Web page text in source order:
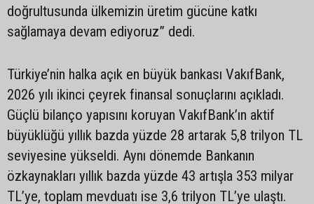
doğrultusunda ülkemizin üretim gücüne katkı
sağlamaya devam ediyoruz” dedi.
Türkiye’nin halka açık en büyük bankası VakıfBank,
2026 yılı ikinci çeyrek finansal sonuçlarını açıkladı.
Güçlü bilanço yapısını koruyan VakıfBank’ın aktif
büyüklüğü yıllık bazda yüzde 28 artarak 5,8 trilyon TL
seviyesine yükseldi. Aynı dönemde Bankanın
özkaynakları yıllık bazda yüzde 43 artışla 353 milyar
TL’ye, toplam mevduatı ise 3,6 trilyon TL’ye ulaştı.